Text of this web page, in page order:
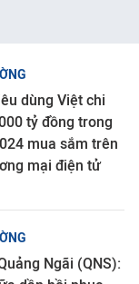
dùng Việt chi
tỷ đồng trong
mua sắm trên
mại điện tử
Ngãi (QNS):